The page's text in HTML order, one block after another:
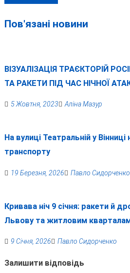
Пов'язані новини
ВІЗУАЛІЗАЦІЯ ТРАЄКТОРІЙ
ТА РАКЕТИ ПІД ЧАС НІЧНОЇ
5 Жовтня, 2023 Аліна Мазур
На вулиці Театральній у
транспорту
19 Березня, 2026 Павло Сидорченко
Кривава ніч 9 січня: ракети й
Львову та житловим
9 Січня, 2026 Павло Сидорченко
Залишити відповідь